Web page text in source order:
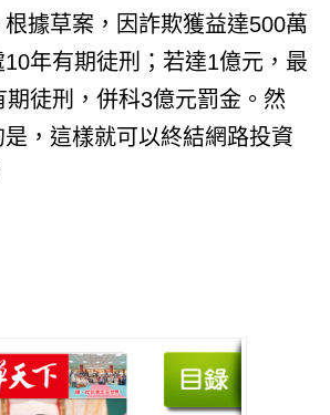
據草案，因詐欺獲益達500萬
年有期徒刑；若達1億元，最
期徒刑，併科3億元罰金。然
，這樣就可以終結網路投資